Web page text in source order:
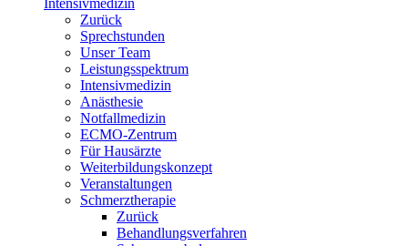
Intensivmedizin
Zurück
Sprechstunden
Unser Team
Leistungsspektrum
Intensivmedizin
Anästhesie
Notfallmedizin
ECMO-Zentrum
Für Hausärzte
Weiterbildungskonzept
Veranstaltungen
Schmerztherapie
Zurück
Behandlungsverfahren